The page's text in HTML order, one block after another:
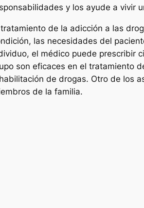
y los ayude a vivir
tratamiento de la adicción a las
las necesidades del
el médico puede prescribir
son eficaces en el tratamiento
de drogas. Otro de los
de la familia.